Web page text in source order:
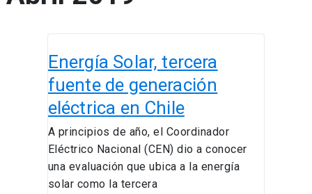
Energía Solar, tercera
fuente de generación
eléctrica en Chile
A principios de año, el Coordinador
Eléctrico Nacional (CEN) dio a conocer
una evaluación que ubica a la energía
solar como la tercera
Solar,
tercera
fuente
de
generación
eléctrica
en
Chile